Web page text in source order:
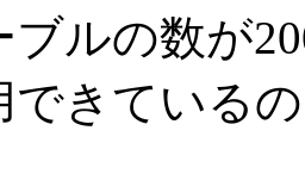
ブルの数が
できている